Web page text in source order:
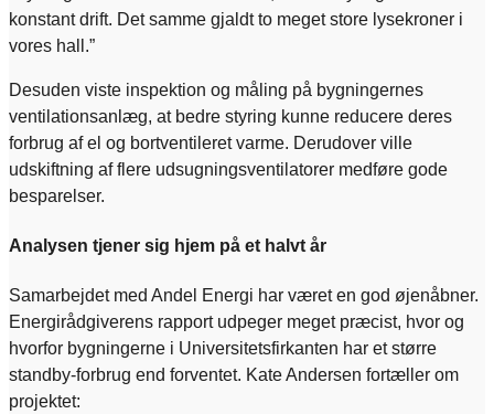
konstant drift. Det samme gjaldt to meget store lysekroner i
vores hall.”
Desuden viste inspektion og måling på bygningernes
ventilationsanlæg, at bedre styring kunne reducere deres
forbrug af el og bortventileret varme. Derudover ville
udskiftning af flere udsugningsventilatorer medføre gode
besparelser.
Analysen tjener sig hjem på et halvt år
Samarbejdet med Andel Energi har været en god øjenåbner.
Energirådgiverens rapport udpeger meget præcist, hvor og
hvorfor bygningerne i Universitetsfirkanten har et større
standby-forbrug end forventet. Kate Andersen fortæller om
projektet: